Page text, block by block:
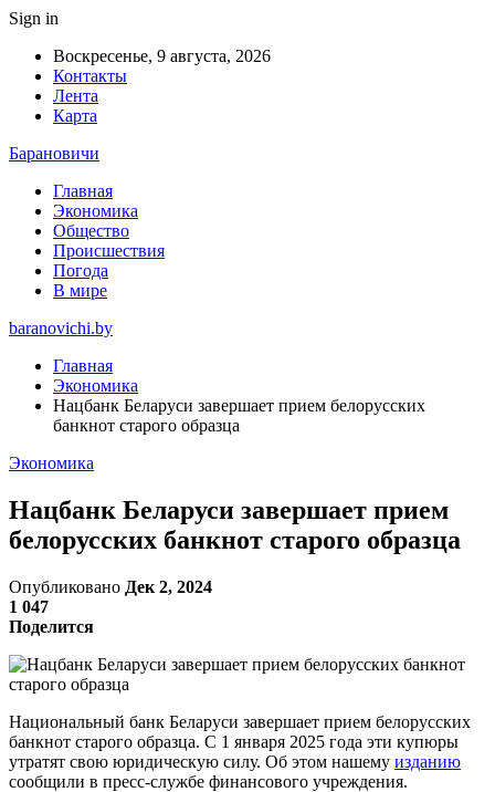
Sign in
Воскресенье, 9 августа, 2026
Контакты
Лента
Карта
Барановичи
Главная
Экономика
Общество
Происшествия
Погода
В мире
baranovichi.by
Главная
Экономика
Нацбанк Беларуси завершает прием белорусских
банкнот старого образца
Экономика
Нацбанк Беларуси завершает прием
белорусских банкнот старого образца
Опубликовано Дек 2, 2024
1 047
Поделится
Национальный банк Беларуси завершает прием белорусских
банкнот старого образца. С 1 января 2025 года эти купюры
утратят свою юридическую силу. Об этом нашему изданию
сообщили в пресс-службе финансового учреждения.